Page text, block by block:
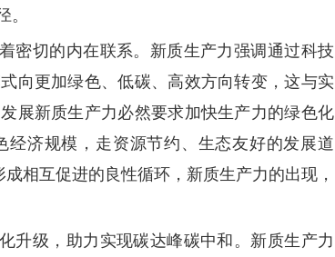
密切的内在联系。新质生产力强调通过科技
向更加绿色、低碳、高效方向转变，这与实
展新质生产力必然要求加快生产力的绿色化
济规模，走资源节约、生态友好的发展道
相互促进的良性循环，新质生产力的出现，
升级，助力实现碳达峰碳中和。新质生产力